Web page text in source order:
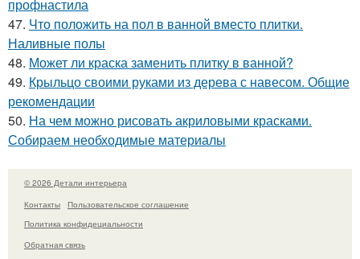
профнастила
47. Что положить на пол в ванной вместо плитки.
Наливные полы
48. Может ли краска заменить плитку в ванной?
49. Крыльцо своими руками из дерева с навесом. Общие
рекомендации
50. На чем можно рисовать акриловыми красками.
Собираем необходимые материалы
© 2026 Детали интерьера
Контакты
Пользовательское соглашение
Политика конфидециальности
Обратная связь